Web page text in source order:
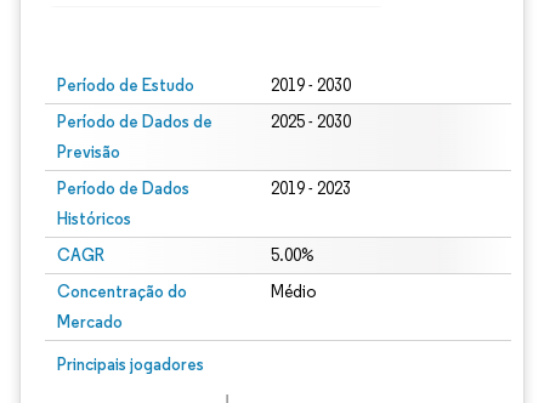
Período de Estudo 2019 - 2030
Período de Dados de
Previsão
2025 - 2030
Período de Dados
Históricos
2019 - 2023
CAGR 5.00%
Concentração do
Mercado
Médio
Principais jogadores